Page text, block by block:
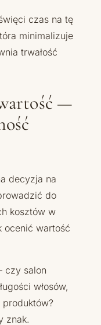
czas na tę
minimalizuje
trwałość
—
decyzja na
do
kosztów w
ocenić wartość
salon
włosów,
produktów?
znak.